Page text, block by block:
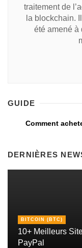
traitement de
la blockchain.
été amené à
GUIDE
Comment
DERNIÈRES
BITCOIN (BTC)
10+ Meilleurs
PayPal